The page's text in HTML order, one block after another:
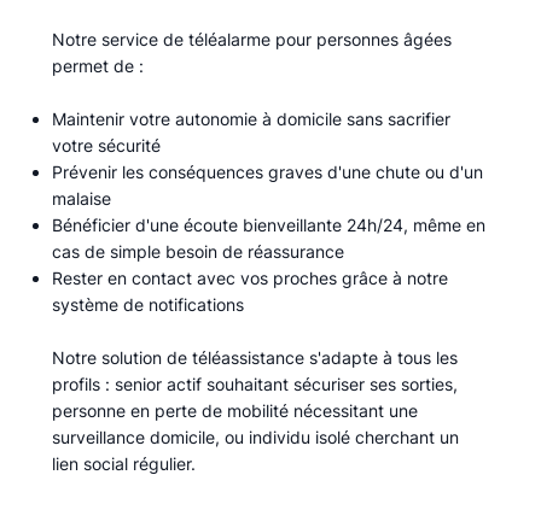
Notre service de téléalarme pour personnes âgées
permet de :​
Maintenir votre autonomie à domicile sans sacrifier
votre sécurité
Prévenir les conséquences graves d'une chute ou d'un
malaise
Bénéficier d'une écoute bienveillante 24h/24, même en
cas de simple besoin de réassurance
Rester en contact avec vos proches grâce à notre
système de notifications
Notre solution de téléassistance s'adapte à tous les
profils : senior actif souhaitant sécuriser ses sorties,
personne en perte de mobilité nécessitant une
surveillance domicile, ou individu isolé cherchant un
lien social régulier.